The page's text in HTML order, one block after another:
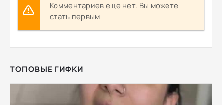
Комментариев еще нет. Вы можете
стать первым
ТОПОВЫЕ ГИФКИ